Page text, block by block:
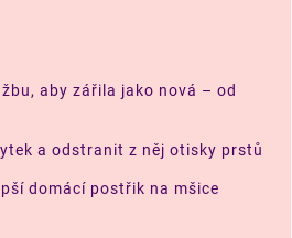
aby zářila jako nová – od
a odstranit z něj otisky prstů
domácí postřik na mšice